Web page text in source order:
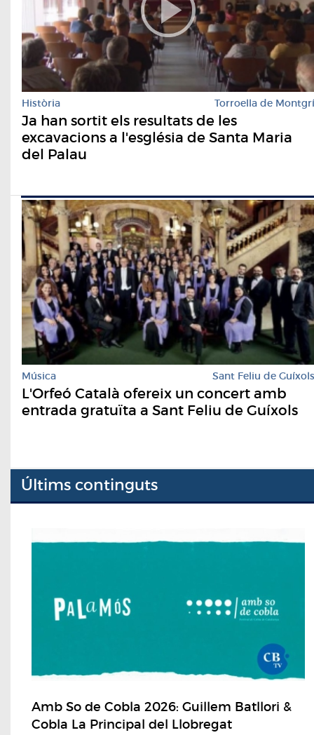
Història Torroella de Montgrí
Ja han sortit els resultats de les
excavacions a l'església de Santa Maria
del Palau
Música Sant Feliu de Guíxols
L'Orfeó Català ofereix un concert amb
entrada gratuïta a Sant Feliu de Guíxols
Últims continguts
Amb So de Cobla 2026: Guillem Batllori &
Cobla La Principal del Llobregat